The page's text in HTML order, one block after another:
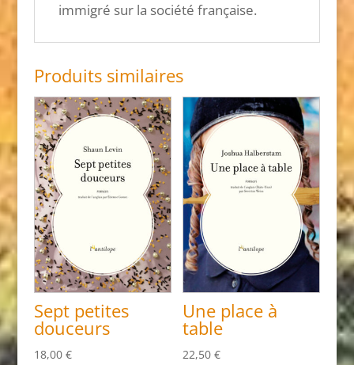
immigré sur la société française.
Produits similaires
Sept petites
douceurs
18,00 €
Une place à
table
22,50€